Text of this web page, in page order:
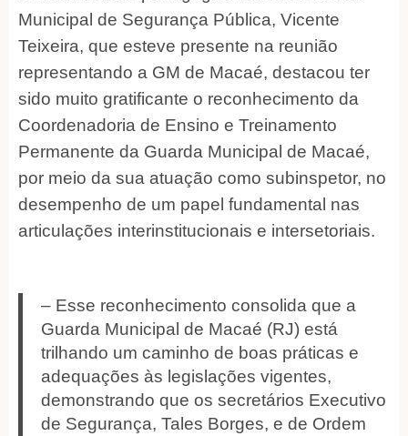
Municipal de Segurança Pública, Vicente
Teixeira, que esteve presente na reunião
representando a GM de Macaé, destacou ter
sido muito gratificante o reconhecimento da
Coordenadoria de Ensino e Treinamento
Permanente da Guarda Municipal de Macaé,
por meio da sua atuação como subinspetor, no
desempenho de um papel fundamental nas
articulações interinstitucionais e intersetoriais.
– Esse reconhecimento consolida que a
Guarda Municipal de Macaé (RJ) está
trilhando um caminho de boas práticas e
adequações às legislações vigentes,
demonstrando que os secretários Executivo
de Segurança, Tales Borges, e de Ordem